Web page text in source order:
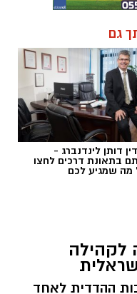
גם
דותן לינדנברג -
בתאונת דרכים לחצו
מה שמגיע לכם
לקהילה
ההדדית לאחד